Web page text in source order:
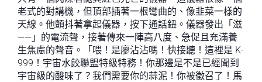
老式的對講機，但頂部插著一根彎曲的、像韭菜一樣的
天線。他顫抖著拿起儀器，按下通話鈕。儀器發出「滋
——」的電流聲，接著傳來一陣高八度、急促且充滿養
生焦慮的聲音。「喂！是廖沾沾嗎！快接聽！這裡是 K-
999！宇宙水餃聯盟特級特務！你那邊是不是已經聞到
宇宙級的酸味了？我們需要你的蒜泥！你被徵召了！馬